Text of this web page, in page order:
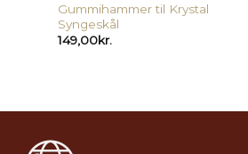
Gummihammer til Krystal
Syngeskål
149,00kr.